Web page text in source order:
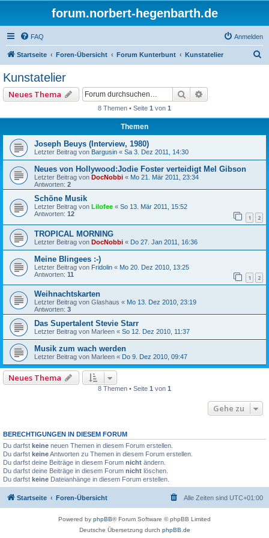
forum.norbert-hegenbarth.de
FAQ Anmelden
Startseite Foren-Übersicht Forum Kunterbunt Kunstatelier
Kunstatelier
Neues Thema Suche
8 Themen • Seite 1 von 1
Themen
Joseph Beuys (Interview, 1980)
Letzter Beitrag von Bargusin « Sa 3. Dez 2011, 14:30
Neues von Hollywood:Jodie Foster verteidigt Mel Gibson
Letzter Beitrag von DocNobbi « Mo 21. Mär 2011, 23:34
Antworten: 2
Schöne Musik
Letzter Beitrag von Lilofee « So 13. Mär 2011, 15:52
Antworten: 12 1 2
TROPICAL MORNING
Letzter Beitrag von DocNobbi « Do 27. Jan 2011, 16:36
Meine Blingees :-)
Letzter Beitrag von Fridolin « Mo 20. Dez 2010, 13:25
Antworten: 11 1 2
Weihnachtskarten
Letzter Beitrag von Glashaus « Mo 13. Dez 2010, 23:19
Antworten: 3
Das Supertalent Stevie Starr
Letzter Beitrag von Marleen « So 12. Dez 2010, 11:37
Musik zum wach werden
Letzter Beitrag von Marleen « Do 9. Dez 2010, 09:47
Neues Thema
8 Themen • Seite 1 von 1
Gehe zu
BERECHTIGUNGEN IN DIESEM FORUM
Du darfst keine neuen Themen in diesem Forum erstellen.
Du darfst keineAntworten zu Themen in diesem Forum erstellen.
Du darfst deine Beiträge in diesem Forum nicht ändern.
Du darfst deine Beiträge in diesem Forum nicht löschen.
Du darfst keine Dateianhänge in diesem Forum erstellen.
Startseite Foren-Übersicht Alle Zeiten sind UTC+01:00
Powered by phpBB® Forum Software © phpBB Limited
Deutsche Übersetzung durch phpBB.de